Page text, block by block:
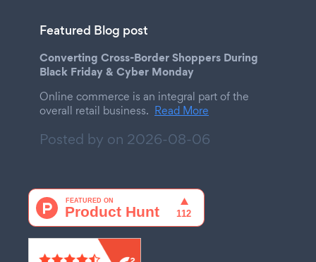
Featured Blog post
Converting Cross-Border Shoppers During
Black Friday & Cyber Monday
Online commerce is an integral part of the
overall retail business. Read More
Posted by on 2026-08-06